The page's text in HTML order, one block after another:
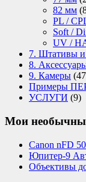
82 мм
PL /
Soft /
UV /
7. Штативы и
8.
9. Камеры
Примеры
УСЛУГИ (9)
Мои
Canon nFD
Юпитер-9
Объективы